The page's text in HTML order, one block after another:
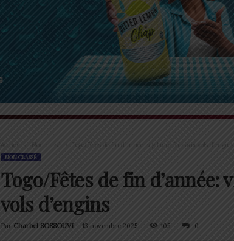
Accueil Togo/Fêtes de fin d’année: vigilance face aux vols d’engins
NON CLASSÉ
Togo/Fêtes de fin d’année:
vols d’engins
Par Charbel SOSSOUVI- 13 novembre 2025 105 0